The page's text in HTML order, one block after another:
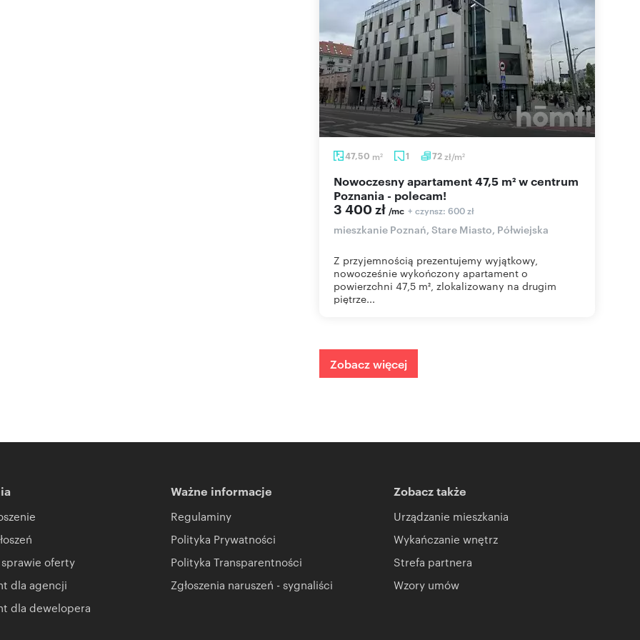
47,50 m2 1 72zł/m2
Nowoczesny apartament 47,5 m² w centrum
Poznania - polecam!
3 400 zł /mc + czynsz: 600 zł
mieszkanie Poznań, Stare Miasto, Półwiejska
Z przyjemnością prezentujemy wyjątkowy,
nowocześnie wykończony apartament o
powierzchni 47,5 m², zlokalizowany na drugim
piętrze...
Zobacz więcej
oferty
dla agencji
dla dewelopera
Ważne informacje
Regulaminy
Polityka Prywatności
Polityka Transparentności
Zgłoszenia naruszeń - sygnaliści
Zobacz także
Urządzanie mieszkania
Wykańczanie wnętrz
Strefa partnera
Wzory umów